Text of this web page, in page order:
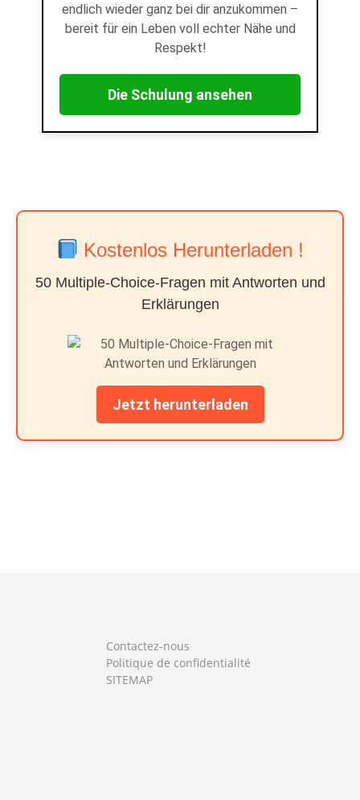
endlich wieder ganz bei dir anzukommen –
bereit für ein Leben voll echter Nähe und
Respekt!
Die Schulung ansehen
Kostenlos Herunterladen !
50 Multiple-Choice-Fragen mit Antworten und
Erklärungen
Jetzt herunterladen
Contactez-nous
Politique de confidentialité
SITEMAP